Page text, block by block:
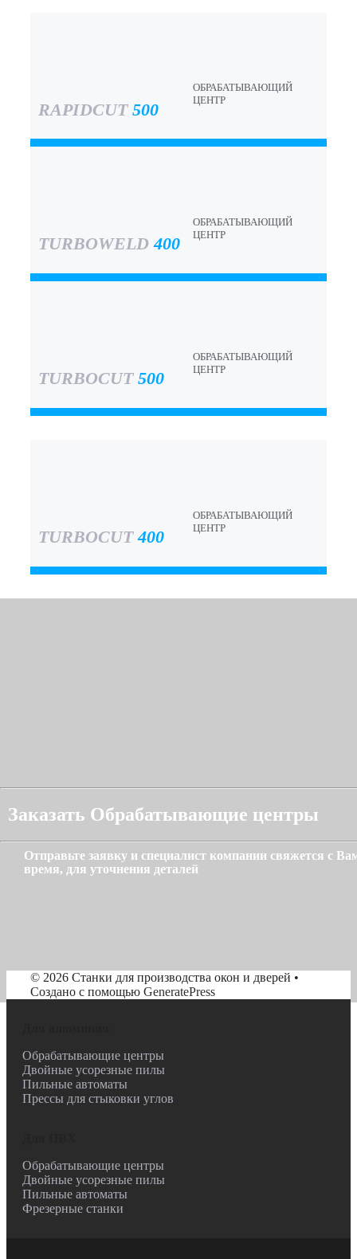
RAPIDCUT 500
ОБРАБАТЫВАЮЩИЙ
ЦЕНТР
TURBOWELD 400
ОБРАБАТЫВАЮЩИЙ
ЦЕНТР
TURBOCUT 500
ОБРАБАТЫВАЮЩИЙ
ЦЕНТР
TURBOCUT 400
ОБРАБАТЫВАЮЩИЙ
ЦЕНТР
Заказать Обрабатывающие центры
Отправьте заявку и специалист компании свяжется с
время, для уточнения деталей
© 2026 Станки для производства окон и дверей •
Создано с помощью GeneratePress
Обрабатывающие центры
Двойные усорезные пилы
Пильные автоматы
Прессы для стыковки углов
Обрабатывающие центры
Двойные усорезные пилы
Пильные автоматы
Фрезерные станки